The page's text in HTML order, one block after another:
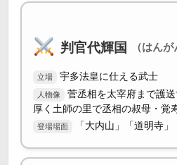
判官代輝国 （はん
立場 宇多法皇に仕える武士
人物像
菅丞相を太宰府まで護
厚く土師の里で丞相の叔母・覚
登場場面 「大内山」「道明寺」